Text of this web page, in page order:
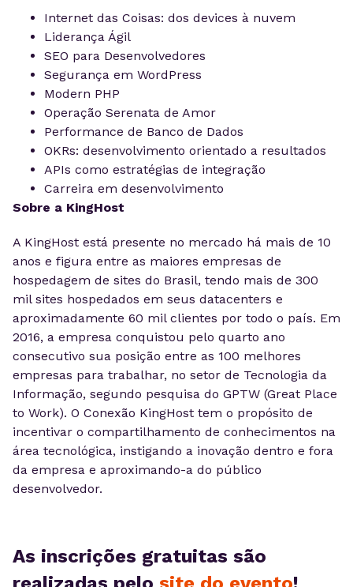
Internet das Coisas: dos devices à nuvem
Liderança Ágil
SEO para Desenvolvedores
Segurança em WordPress
Modern PHP
Operação Serenata de Amor
Performance de Banco de Dados
OKRs: desenvolvimento orientado a resultados
APIs como estratégias de integração
Carreira em desenvolvimento
Sobre a KingHost
A KingHost está presente no mercado há mais de 10
anos e figura entre as maiores empresas de
hospedagem de sites do Brasil, tendo mais de 300
mil sites hospedados em seus datacenters e
aproximadamente 60 mil clientes por todo o país. Em
2016, a empresa conquistou pelo quarto ano
consecutivo sua posição entre as 100 melhores
empresas para trabalhar, no setor de Tecnologia da
Informação, segundo pesquisa do GPTW (Great Place
to Work). O Conexão KingHost tem o propósito de
incentivar o compartilhamento de conhecimentos na
área tecnológica, instigando a inovação dentro e fora
da empresa e aproximando-a do público
desenvolvedor.
As inscrições gratuitas são